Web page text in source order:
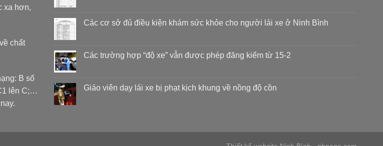
xa hơn,
chất
B số
lên C;…
Các cơ sở đủ điều kiện khám sức khỏe cho người lái xe ở Ninh Bình
Các trường hợp “độ xe” vẫn được phép đăng kiểm từ 15-2
Giáo viên dạy lái xe bị phạt kịch khung về nồng độ cồn